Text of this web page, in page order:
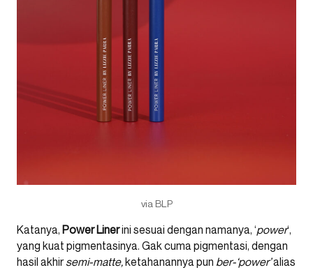
via BLP
Katanya, Power Linerini sesuai dengan namanya, ‘power‘,
yang kuat pigmentasinya. Gak cuma pigmentasi, dengan
hasil akhir semi-matte,ketahanannya pun ber-‘power’alias